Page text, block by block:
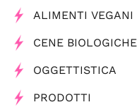
ALIMENTI VEGANI
CENE BIOLOGICHE
OGGETTISTICA
PRODOTTI